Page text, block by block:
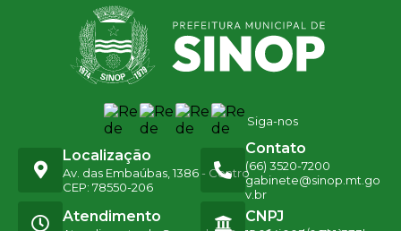
Siga-nos
Localização
Av. das Embaúbas, 1386 - Centro
CEP: 78550-206
Contato
(66) 3520-7200
gabinete@sinop.mt.go
v.br
Atendimento CNPJ